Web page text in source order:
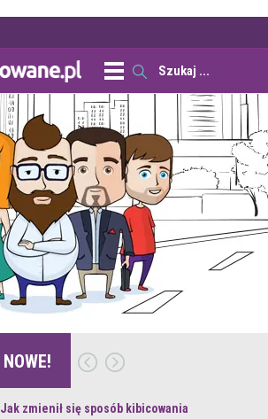
NOWE!
Jak zmienił się sposób kibicowania